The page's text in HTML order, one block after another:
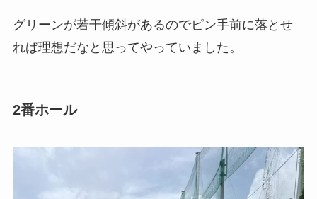
グリーンが若干傾斜があるのでピン手前に落とせ
れば理想だなと思ってやっていました。
2番ホール